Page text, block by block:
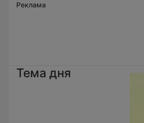
Реклама
Тема дня